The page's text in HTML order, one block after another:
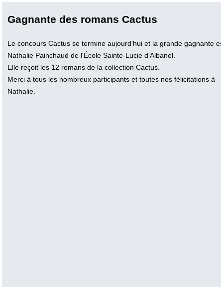
Gagnante des romans Cactus
Le concours Cactus se termine aujourd'hui et la grande gagnante
Nathalie Painchaud de l'École Sainte-Lucie d'Albanel.
Elle reçoit les 12 romans de la collection Cactus.
Merci à tous les nombreux participants et toutes nos félicitations à
Nathalie.